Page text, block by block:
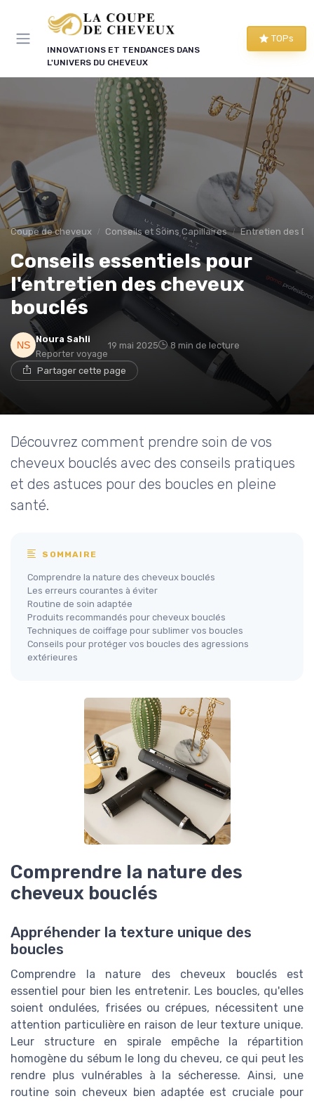
INNOVATIONS ET TENDANCES DANS
L'UNIVERS DU CHEVEUX
TOPs
Coupe de cheveux Conseils et Soins Capillaires Entretien des
Conseils essentiels pour
l'entretien des cheveux
bouclés
Noura Sahli
Reporter voyage
19 mai 2025 8 min de lecture
Partager cette page
Découvrez comment prendre soin de vos
cheveux bouclés avec des conseils pratiques
et des astuces pour des boucles en pleine
santé.
SOMMAIRE
Comprendre la nature des cheveux bouclés
Les erreurs courantes à éviter
Routine de soin adaptée
Produits recommandés pour cheveux bouclés
Techniques de coiffage pour sublimer vos boucles
Conseils pour protéger vos boucles des agressions
extérieures
Comprendre la nature des
cheveux bouclés
Appréhender la texture unique des
boucles
Comprendre la nature des cheveux bouclés est
essentiel pour bien les entretenir. Les boucles, qu'elles
soient ondulées, frisées ou crépues, nécessitent une
attention particulière en raison de leur texture unique.
Leur structure en spirale empêche la répartition
homogène du sébum le long du cheveu, ce qui peut les
rendre plus vulnérables à la sécheresse. Ainsi, une
routine soin cheveux bien adaptée est cruciale pour